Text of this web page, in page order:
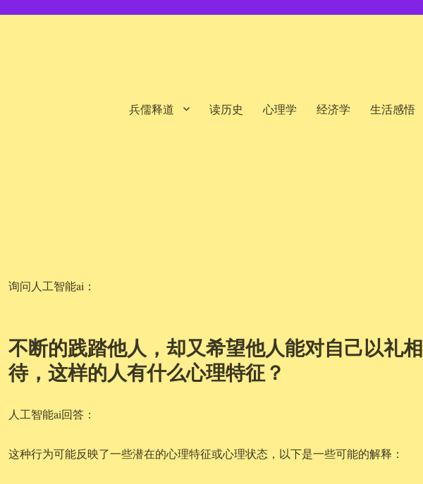
兵儒释道 读历史 心理学 经济学 生活感悟
询问人工智能ai：
不断的践踏他人，却又希望他人能对自己以礼相
待，这样的人有什么心理特征？
人工智能ai回答：
这种行为可能反映了一些潜在的心理特征或心理状态，以下是一些可能的解释：